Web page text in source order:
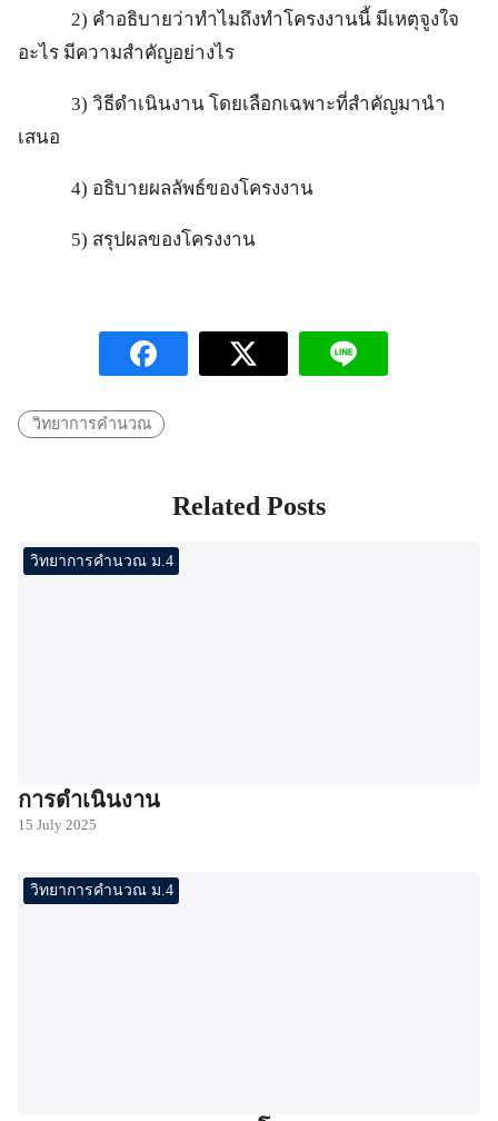
2) คำอธิบายว่าทำไมถึงทำโครงงานนี้ มีเหตุจูงใจ
อะไร มีความสำคัญอย่างไร
3) วิธีดำเนินงาน โดยเลือกเฉพาะที่สำคัญมานำ
เสนอ
4) อธิบายผลลัพธ์ของโครงงาน
5) สรุปผลของโครงงาน
วิทยาการคำนวณ
Related Posts
วิทยาการคำนวณ ม.4
การดำเนินงาน
15 July 2025
วิทยาการคำนวณ ม.4